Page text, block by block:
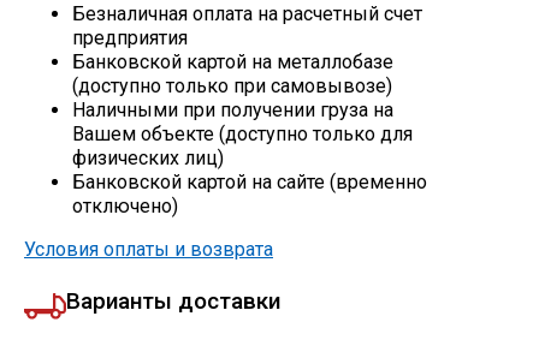
Столбы заборные
Сетка кладочная
Круги абразивные
Электроды
Проволока
Безналичная оплата на расчетный счет
предприятия
Банковской картой на металлобазе
(доступно только при самовывозе)
Наличными при получении груза на
Вашем объекте (доступно только для
физических лиц)
Банковской картой на сайте (временно
отключено)
Условия оплаты и возврата
Варианты доставки